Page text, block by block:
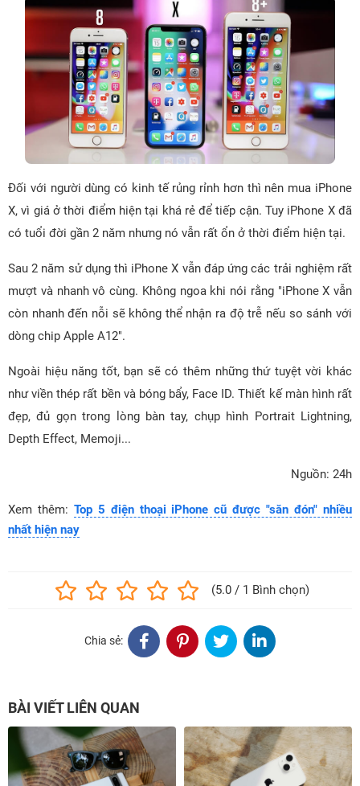
Đối với người dùng có kinh tế rủng rỉnh hơn thì nên mua iPhone
X, vì giá ở thời điểm hiện tại khá rẻ để tiếp cận. Tuy iPhone X đã
có tuổi đời gần 2 năm nhưng nó vẫn rất ổn ở thời điểm hiện tại.
Sau 2 năm sử dụng thì iPhone X vẫn đáp ứng các trải nghiệm rất
mượt và nhanh vô cùng. Không ngoa khi nói rằng "iPhone X vẫn
còn nhanh đến nỗi sẽ không thể nhận ra độ trễ nếu so sánh với
dòng chip Apple A12".
Ngoài hiệu năng tốt, bạn sẽ có thêm những thứ tuyệt vời khác
như viền thép rất bền và bóng bẩy, Face ID. Thiết kế màn hình rất
đẹp, đủ gọn trong lòng bàn tay, chụp hình Portrait Lightning,
Depth Effect, Memoji...
Nguồn: 24h
Xem thêm: Top 5 điện thoại iPhone cũ được "săn đón" nhiều
nhất hiện nay
(5.0 / 1 Bình chọn)
Chia sẻ:
BÀI VIẾT LIÊN QUAN